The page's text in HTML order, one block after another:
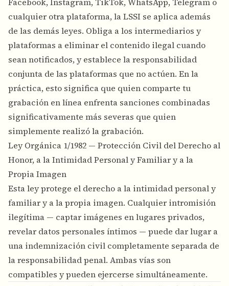
cualquier otra plataforma, la LSSI se aplica además
de las demás leyes. Obliga a los intermediarios y
plataformas a eliminar el contenido ilegal cuando
sean notificados, y establece la responsabilidad
conjunta de las plataformas que no actúen. En la
práctica, esto significa que quien comparte tu
grabación en línea enfrenta sanciones combinadas
significativamente más severas que quien
simplemente realizó la grabación.
Ley Orgánica 1/1982 — Protección Civil del Derecho al
Honor, a la Intimidad Personal y Familiar y a la
Propia Imagen
Esta ley protege el derecho a la intimidad personal y
familiar y a la propia imagen. Cualquier intromisión
ilegítima — captar imágenes en lugares privados,
revelar datos personales íntimos — puede dar lugar a
una indemnización civil completamente separada de
la responsabilidad penal. Ambas vías son
compatibles y pueden ejercerse simultáneamente.